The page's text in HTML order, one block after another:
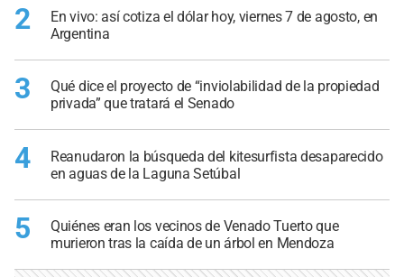
2
En vivo: así cotiza el dólar hoy, viernes 7 de agosto, en
Argentina
3
Qué dice el proyecto de “inviolabilidad de la propiedad
privada” que tratará el Senado
4
Reanudaron la búsqueda del kitesurfista desaparecido
en aguas de la Laguna Setúbal
5
Quiénes eran los vecinos de Venado Tuerto que
murieron tras la caída de un árbol en Mendoza